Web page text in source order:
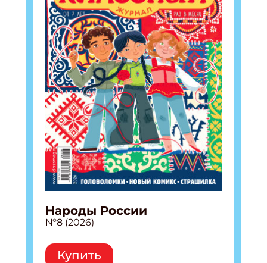
Народы России
№8 (2026)
Купить